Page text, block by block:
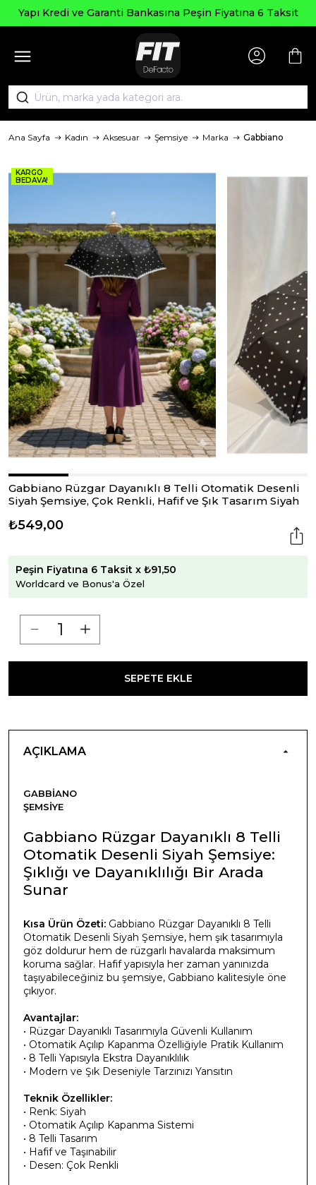
Kredi ve Garanti Bankasına Peşin Fiyatına 6 Taksit
Ana Sayfa Kadın Aksesuar Şemsiye Marka Gabbiano
KARGO
BEDAVA!
Gabbiano Rüzgar Dayanıklı 8 Telli Otomatik Desenli
Siyah Şemsiye, Çok Renkli, Hafif ve Şık Tasarım Siyah
₺549,00
Peşin Fiyatına 6 Taksit x ₺91,50
Worldcard ve Bonus'a Özel
SEPETE EKLE
AÇIKLAMA
GABBIANO
ŞEMSIYE
Gabbiano Rüzgar Dayanıklı 8 Telli
Otomatik Desenli Siyah Şemsiye:
Şıklığı ve Dayanıklılığı Bir Arada
Sunar
Kısa Ürün Özeti: Gabbiano Rüzgar Dayanıklı 8 Telli
Otomatik Desenli Siyah Şemsiye, hem şık tasarımıyla
göz doldurur hem de rüzgarlı havalarda maksimum
koruma sağlar. Hafif yapısıyla her zaman yanınızda
taşıyabileceğiniz bu şemsiye, Gabbiano kalitesiyle öne
çıkıyor.
Avantajlar:
• Rüzgar Dayanıklı Tasarımıyla Güvenli Kullanım
• Otomatik Açılıp Kapanma Özelliğiyle Pratik Kullanım
• 8 Telli Yapısıyla Ekstra Dayanıklılık
• Modern ve Şık Deseniyle Tarzınızı Yansıtın
Teknik Özellikler:
• Renk: Siyah
• Otomatik Açılıp Kapanma Sistemi
• 8 Telli Tasarım
• Hafif ve Taşınabilir
• Desen: Çok Renkli